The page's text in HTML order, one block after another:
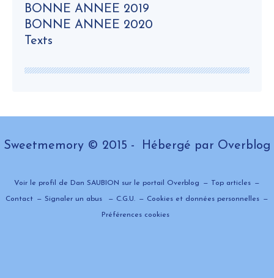
BONNE ANNEE 2019
BONNE ANNEE 2020
Texts
Sweetmemory © 2015 - Hébergé par Overblog
Voir le profil de Dan SAUBION sur le portail Overblog Top articles
Contact Signaler un abus C.G.U. Cookies et données personnelles
Préférences cookies